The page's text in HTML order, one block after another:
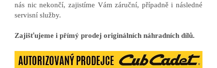
nás nic nekončí, zajistíme Vám záruční, případně i následné
servisní služby.
Zajišťujeme i přímý prodej originálních náhradních dílů.